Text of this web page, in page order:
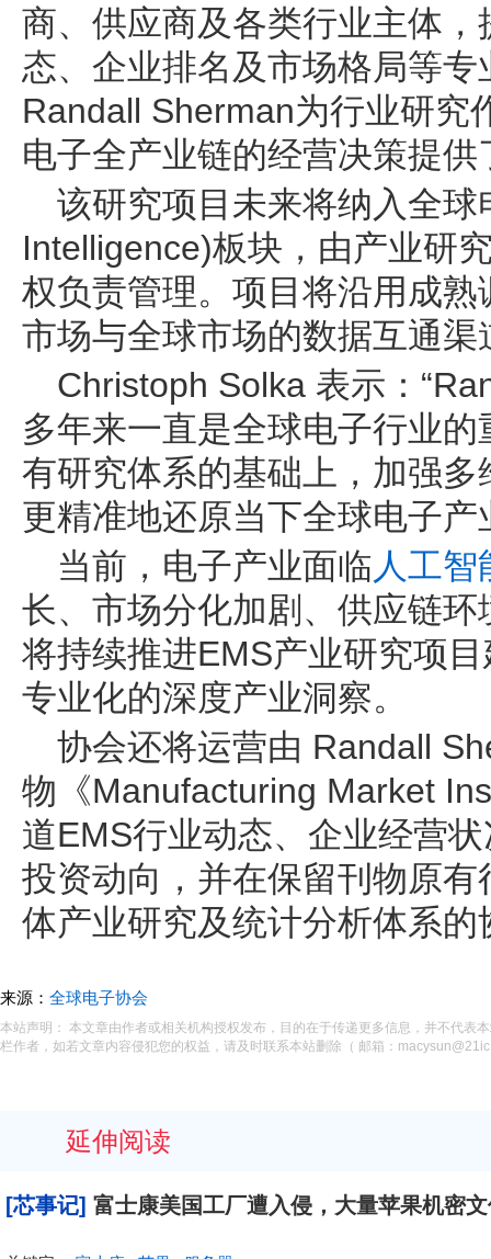
商、供应商及各类行业主体
态、企业排名及市场格局等
Randall Sherman为行业研究
电子全产业链的经营决策提供
该研究项目未来将纳入全
Intelligence)板块，由产业研
权负责管理。项目将沿用成
市场与全球市场的数据互通渠
Christoph Solka 表示：
多年来一直是全球电子行业
有研究体系的基础上，加强
更精准地还原当下全球电子产
当前，电子产业面临 人工智
长、市场分化加剧、供应链
将持续推进EMS产业研究项
专业化的深度产业洞察。
协会还将运营由 Randall
物《Manufacturing Market
道EMS行业动态、企业经营
投资动向，并在保留刊物原
体产业研究及统计分析体系的
来源： 全球电子协会
本站声明： 本文章由作者或相关机构授权发布，目的在于传递更多信息，并不代表
栏作者，如若文章内容侵犯您的权益，请及时联系本站删除（ 邮箱：
延伸阅读
[芯事记] 富士康美国工厂遭入侵，大量苹果机密